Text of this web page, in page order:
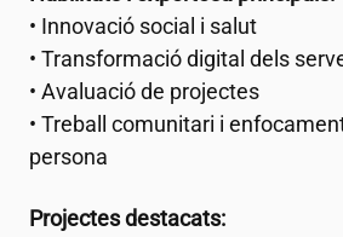
• Innovació social i salut
• Transformació digital dels
• Avaluació de projectes
• Treball comunitari i
persona
Projectes destacats: